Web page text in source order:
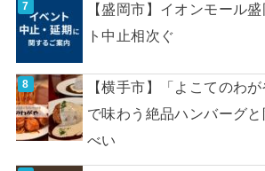
【盛岡市】イオンモール
ト中止相次ぐ
【横手市】「よこてのわ
で味わう絶品ハンバーグ
べい